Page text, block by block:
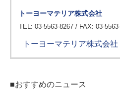
トーヨーマテリア株式会社
TEL: 03-5563-8267 / FAX: 03-
トーヨーマテリア株式会
■おすすめのニュース